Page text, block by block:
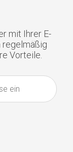
mit Ihrer E-
regelmäßig
Vorteile.